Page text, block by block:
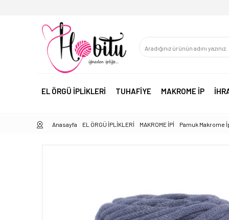
EL ÖRGÜ İPLİKLERİ TUHAFİYE MAKROME İP
Anasayfa EL ÖRGÜ İPLİKLERİ MAKROME İPİ Pamuk Makrome